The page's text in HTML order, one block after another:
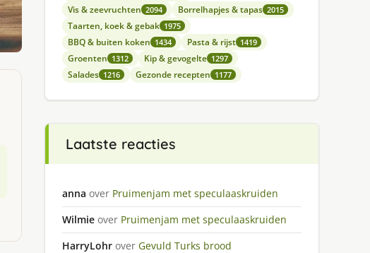
Vis & zeevruchten 2094 Borrelhapjes & tapas 2015
Taarten, koek & gebak 1975
BBQ & buiten koken 1434 Pasta & rijst 1419
Groenten 1312 Kip & gevogelte 1297
Salades 1216 Gezonde recepten 1177
Laatste reacties
anna over Pruimenjam met speculaaskruiden
Wilmie over Pruimenjam met speculaaskruiden
HarryLohr over Gevuld Turks brood